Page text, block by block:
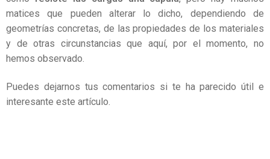
matices que pueden alterar lo dicho, dependiendo de
geometrías concretas, de las propiedades de los materiales
y de otras circunstancias que aquí, por el momento, no
hemos observado.
Puedes dejarnos tus comentarios si te ha parecido útil e
interesante este artículo.